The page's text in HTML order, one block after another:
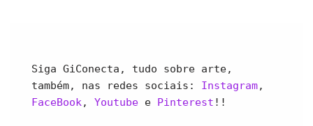
Siga GiConecta, tudo sobre arte,
também, nas redes sociais: Instagram
FaceBook, Youtube e Pinterest !!